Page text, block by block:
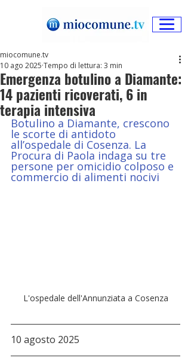
Emergenza botulino a Diamante:
14 pazienti ricoverati, 6 in
terapia intensiva
miocomune.tv
10 ago 2025 Tempo di lettura: 3 min
Botulino a Diamante, crescono
le scorte di antidoto
all’ospedale di Cosenza. La
Procura di Paola indaga su tre
persone per omicidio colposo e
commercio di alimenti nocivi
L'ospedale dell'Annunziata a Cosenza
10 agosto 2025